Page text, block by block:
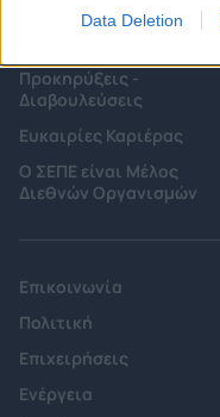
Data Deletion
Προκηρύξεις -
Διαβουλεύσεις
Ευκαιρίες Καριέρας
Ο ΣΕΠΕ είναι Μέλος
Διεθνών Οργανισμών
Επικοινωνία
Πολιτική
Επιχειρήσεις
Ενέργεια